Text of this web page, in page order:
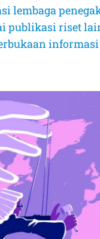
lembaga
publikasi riset
informasi